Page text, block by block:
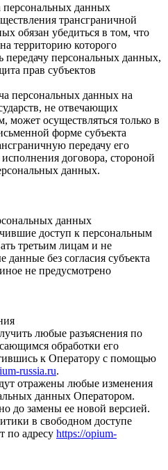
персональных данных
трансграничной
обязан убедиться в том, что
территорию которого
передачу персональных данных,
прав субъектов
персональных данных на
не отвечающих
осуществляться только в
форме субъекта
передачу его
договора, стороной
данных.
данных
доступ к персональным
третьим лицам и не
данные без согласия субъекта
не предусмотрено
любые разъяснения по
обработки его
к Оператору с помощью
russia.ru.
отражены любые изменения
данных Оператором.
до замены ее новой версией.
в свободном доступе
по адресу https://opium-